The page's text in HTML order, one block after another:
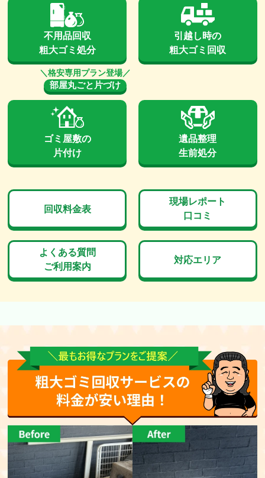
不用品回収
粗大ゴミ処分
引越し時の
粗大ゴミ回収
部屋丸ごと片づけ
ゴミ屋敷の
片付け
遺品整理
生前処分
回収料金表
現場レポート
口コミ
よくある質問
ご利用案内
対応エリア